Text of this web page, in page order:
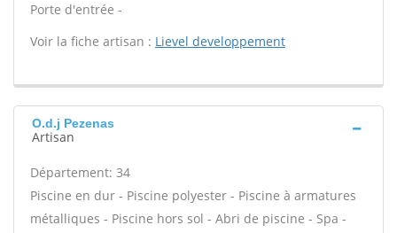
Porte d'entrée -
Voir la fiche artisan : Lievel developpement
O.d.j Pezenas
Artisan
Département: 34
Piscine en dur - Piscine polyester - Piscine à armatures
métalliques - Piscine hors sol - Abri de piscine - Spa -